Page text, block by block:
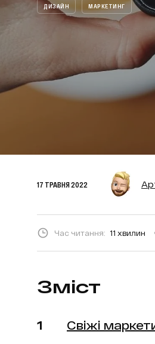
ДИЗАЙН МАРКЕТИНГ
17 ТРАВНЯ 2022
Час читання: 11 хвилин
Зміст
Свіжі